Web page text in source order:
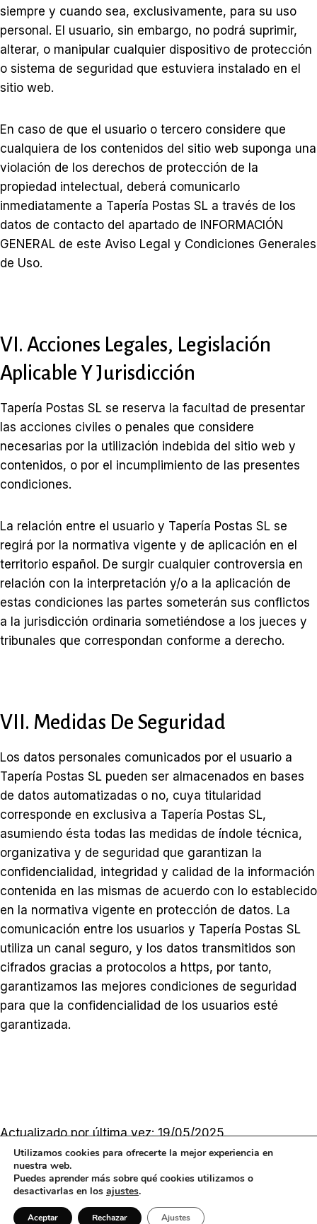
siempre y cuando sea, exclusivamente, para su uso
personal. El usuario, sin embargo, no podrá suprimir,
alterar, o manipular cualquier dispositivo de protección
o sistema de seguridad que estuviera instalado en el
sitio web.
En caso de que el usuario o tercero considere que
cualquiera de los contenidos del sitio web suponga una
violación de los derechos de protección de la
propiedad intelectual, deberá comunicarlo
inmediatamente a Tapería Postas SL a través de los
datos de contacto del apartado de INFORMACIÓN
GENERAL de este Aviso Legal y Condiciones Generales
de Uso.
VI. Acciones Legales, Legislación
Aplicable Y Jurisdicción
Tapería Postas SL se reserva la facultad de presentar
las acciones civiles o penales que considere
necesarias por la utilización indebida del sitio web y
contenidos, o por el incumplimiento de las presentes
condiciones.
La relación entre el usuario y Tapería Postas SL se
regirá por la normativa vigente y de aplicación en el
territorio español. De surgir cualquier controversia en
relación con la interpretación y/o a la aplicación de
estas condiciones las partes someterán sus conflictos
a la jurisdicción ordinaria sometiéndose a los jueces y
tribunales que correspondan conforme a derecho.
VII. Medidas De Seguridad
Los datos personales comunicados por el usuario a
Tapería Postas SL pueden ser almacenados en bases
de datos automatizadas o no, cuya titularidad
corresponde en exclusiva a Tapería Postas SL,
asumiendo ésta todas las medidas de índole técnica,
organizativa y de seguridad que garantizan la
confidencialidad, integridad y calidad de la información
contenida en las mismas de acuerdo con lo establecido
en la normativa vigente en protección de datos. La
comunicación entre los usuarios y Tapería Postas SL
utiliza un canal seguro, y los datos transmitidos son
cifrados gracias a protocolos a https, por tanto,
garantizamos las mejores condiciones de seguridad
para que la confidencialidad de los usuarios esté
garantizada.
Actualizado por última vez: 19/05/2025
Diseño y desarrolloMister Pixel
AVISO LEGAL
POLÍTICA DE PRIVACIDAD
Utilizamos cookies para ofrecerte la mejor experiencia en
nuestra web.
Puedes aprender más sobre qué cookies utilizamos o
desactivarlas en los ajustes.
Aceptar Rechazar Ajustes